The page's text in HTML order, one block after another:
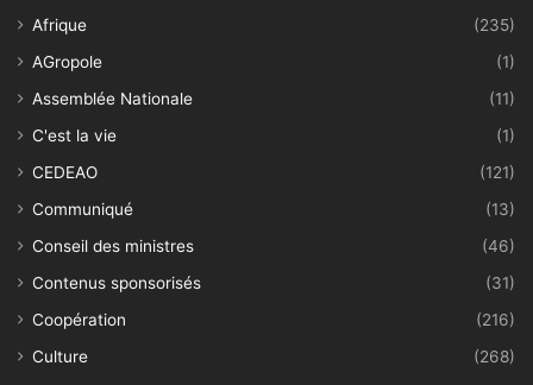
Afrique
(235)
AGropole
(1)
Assemblée Nationale
(11)
C'est la vie
(1)
CEDEAO
(121)
Communiqué
(13)
Conseil des ministres
(46)
Contenus sponsorisés
(31)
Coopération
(216)
Culture
(268)